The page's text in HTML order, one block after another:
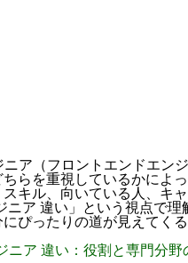
ア（フロントエンドエン
らを重視しているかによ
キル、向いている人、キ
ニア 違い」という視点で
ぴったりの道が見えてく
ニア 違い：役割と専門分野